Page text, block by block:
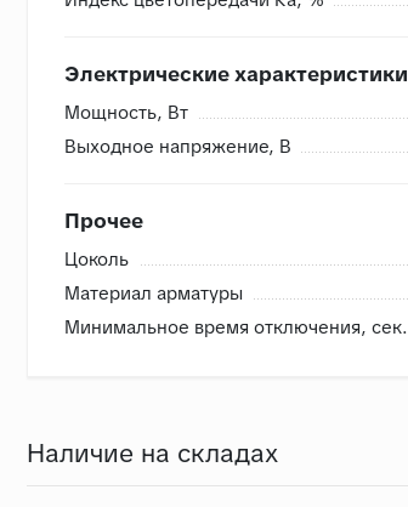
Электрические характеристики
Мощность, Вт
Выходное напряжение, В
Прочее
Цоколь
Материал арматуры
Минимальное время отключения, сек.
Наличие на складах